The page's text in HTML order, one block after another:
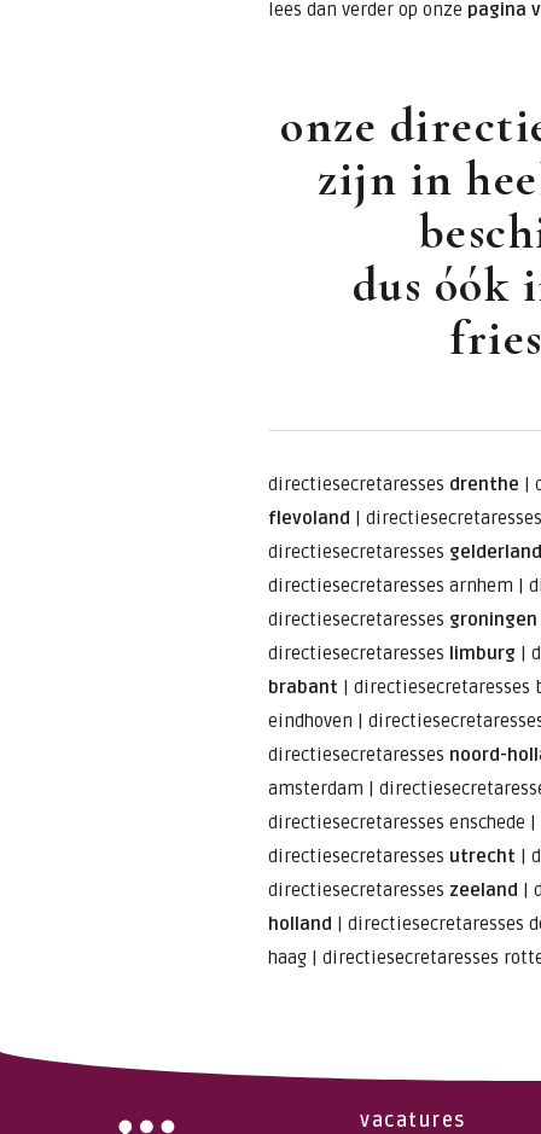
lees dan verder op onze pagina
onze
zijn in
dus óók
directiesecretaresses drenthe |
flevoland |
directiesecretaresses gelderland
directiesecretaresses arnhem |
directiesecretaresses groningen
directiesecretaresses limburg |
brabant | directiesecretaresses
eindhoven |
directiesecretaresses noord-
amsterdam |
directiesecretaresses enschede |
directiesecretaresses utrecht |
directiesecretaresses zeeland |
holland | directiesecretaresses
haag| directiesecretaresses
vacatures